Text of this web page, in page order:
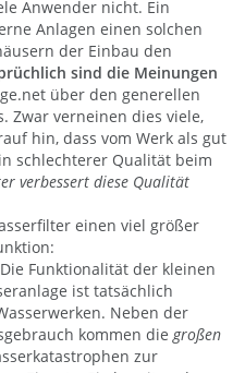
Anwender nicht. Ein
Anlagen einen solchen
der Einbau den
sind die Meinungen
über den generellen
Zwar verneinen dies viele,
hin, dass vom Werk als gut
schlechterer Qualität beim
verbessert diese Qualität
einen viel größer
Funktionalität der kleinen
ist tatsächlich
Neben der
kommen die großen
zur